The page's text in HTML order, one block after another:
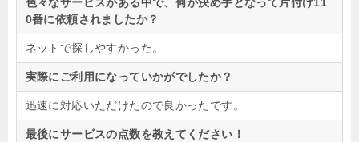
0番に依頼されましたか？
ネットで探しやすかった。
実際にご利用になっていかがでしたか？
迅速に対応いただけたので良かったです。
最後にサービスの点数を教えてください！